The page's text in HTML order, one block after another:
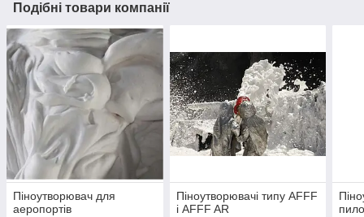
Подібні товари компанії
Піноутворювач для
аеропортів
Піноутворювачі типу AFFF
і AFFF AR